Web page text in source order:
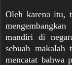
Oleh karena itu,
mandiri di
sebuah makalah
mencatat bahwa